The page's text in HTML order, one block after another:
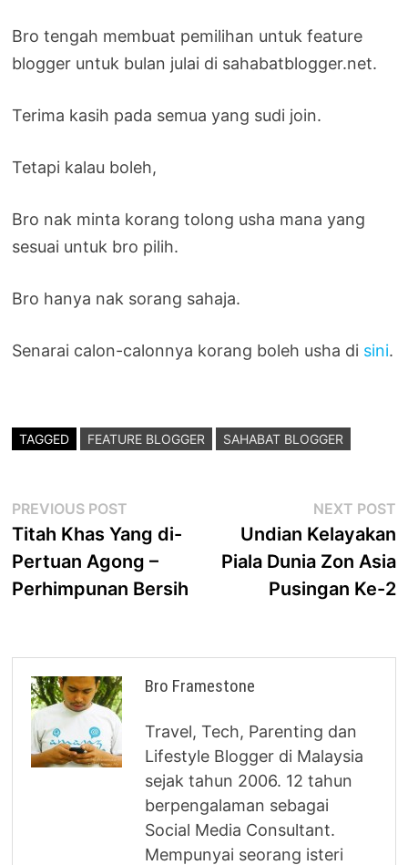
Bro tengah membuat pemilihan untuk feature
blogger untuk bulan julai di sahabatblogger.net.
Terima kasih pada semua yang sudi join.
Tetapi kalau boleh,
Bro nak minta korang tolong usha mana yang
sesuai untuk bro pilih.
Bro hanya nak sorang sahaja.
Senarai calon-calonnya korang boleh usha di sini.
TAGGED FEATURE BLOGGER SAHABAT BLOGGER
Post
navigation
PREVIOUS POST
post:
Titah Khas Yang di-
Pertuan Agong –
Perhimpunan Bersih
NEXT POST
Undian Kelayakan
Piala Dunia Zon Asia
Pusingan Ke-2
Bro Framestone
Travel, Tech, Parenting dan
Lifestyle Blogger di Malaysia
sejak tahun 2006. 12 tahun
berpengalaman sebagai
Social Media Consultant.
Mempunyai seorang isteri